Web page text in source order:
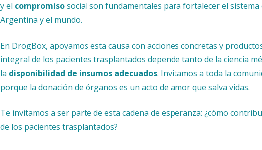
y el compromisosocial son fundamentales para fortalecer el
Argentina y el mundo.
En DrogBox, apoyamos esta causa con acciones concretas y
integral de los pacientes trasplantados depende tanto de la ciencia
la disponibilidad de insumos adecuados. Invitamos a toda la
porque la donación de órganos es un acto de amor que salva vidas.
Te invitamos a ser parte de esta cadena de esperanza: ¿cómo
de los pacientes trasplantados?